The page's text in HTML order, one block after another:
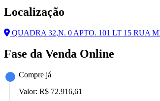
Localização
QUADRA 32,N. 0 APTO. 101 LT 15 RUA
Fase da Venda Online
Compre já
Valor: R$ 72.916,61